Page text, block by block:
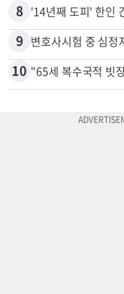
7 “전쟁터 같았다”…
8 '14년째 도피' 한인
9 변호사시험 중 심정